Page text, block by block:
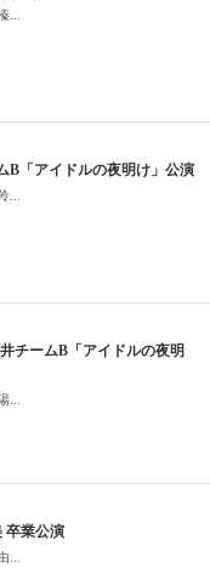
...
B「アイドルの夜明け」公演
...
チームB「アイドルの夜明
...
卒業公演
...